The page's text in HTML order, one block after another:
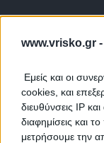
www.vrisko.gr -
Εμείς και οι
cookies, και
διευθύνσεις IP
διαφημίσεις και
μετρήσουμε την
Μετακομίσεις &
Συνεργεία
Υδραυλικοί -
περισσότερα >>